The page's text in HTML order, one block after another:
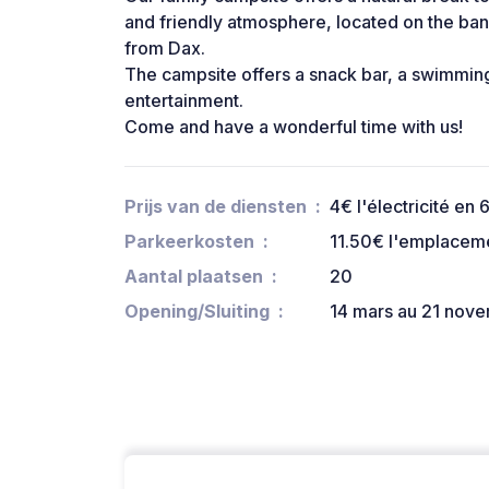
and friendly atmosphere, located on the
from Dax.
The campsite offers a snack bar, a
entertainment.
Come and have a wonderful time with us!
Prijs van de diensten
4€ l'électricité en
Parkeerkosten
11.50€
Aantal plaatsen
20
Opening/Sluiting
14 mars au 21